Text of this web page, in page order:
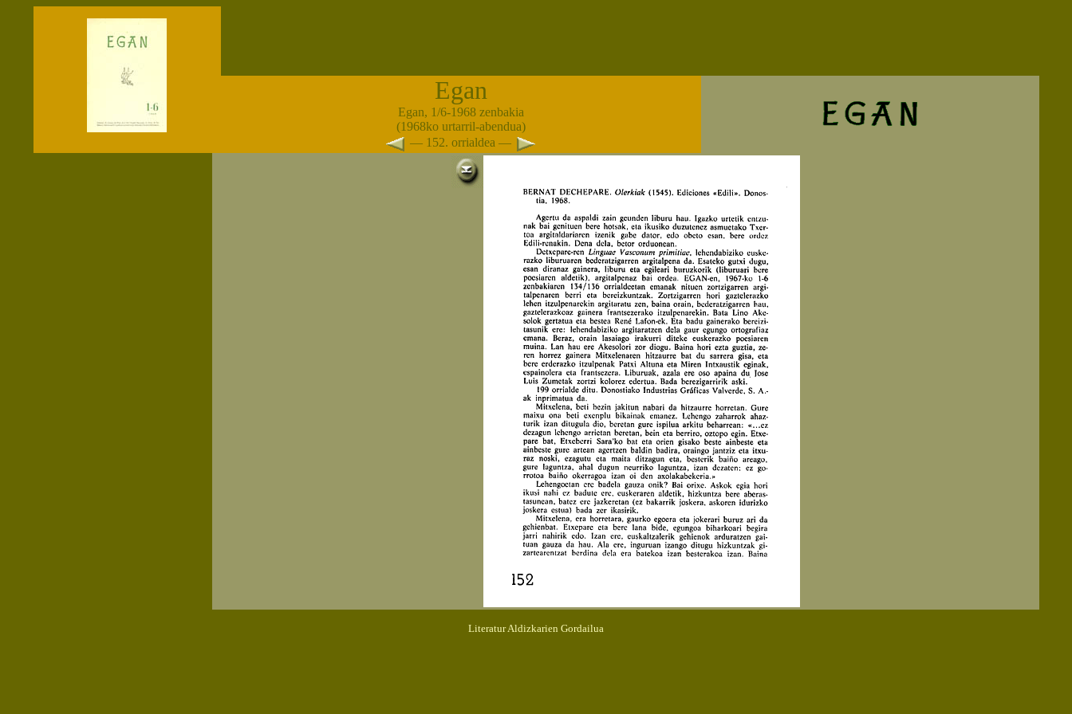
Egan
Egan, 1/6-1968 zenbakia
(1968ko urtarril-abendua)
— 152. orrialdea —
Literatur Aldizkarien Gordailua